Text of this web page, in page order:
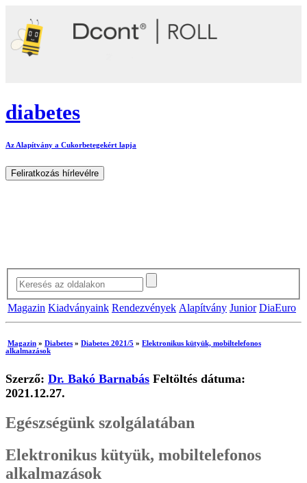
diabetes
Az Alapítvány a Cukorbetegekért lapja
Magazin Kiadványaink Rendezvények Alapítvány Junior DiaEuro
Magazin » Diabetes » Diabetes 2021/5 » Elektronikus kütyük, mobiltelefonos
alkalmazások
Szerző: Dr. Bakó Barnabás Feltöltés dátuma:
2021.12.27.
Egészségünk szolgálatában
Elektronikus kütyük, mobiltelefonos
alkalmazások